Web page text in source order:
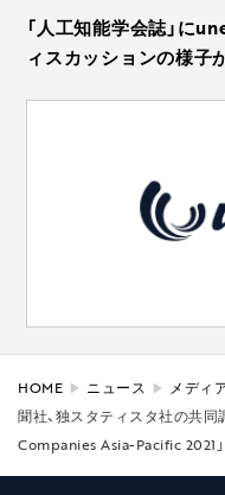
「人工知能学会誌」に
ィスカッションの様子
HOME ニュース メディ
聞社、独スタティスタ社の共
Companies Asia-Pacific 2021